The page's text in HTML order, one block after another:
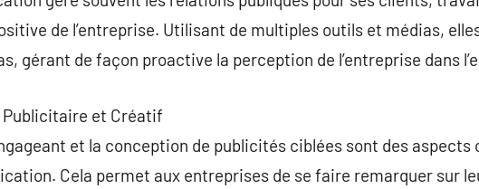
de l’entreprise. Utilisant de multiples outils et médias,
gérant de façon proactive la perception de l’entreprise dans
Publicitaire et Créatif
et la conception de publicités ciblées sont des aspects
Cela permet aux entreprises de se faire remarquer sur